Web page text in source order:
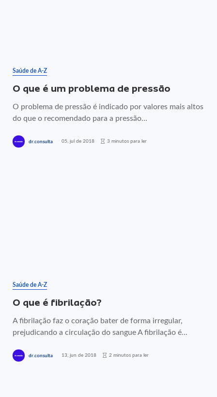
Saúde de A-Z
O que é um problema de pressão
O problema de pressão é indicado por valores mais altos
do que o recomendado para a pressão...
dr.consulta 05, jul de 2018 3 minutos para ler
Saúde de A-Z
O que é fibrilação?
A fibrilação faz o coração bater de forma irregular,
prejudicando a circulação do sangue A fibrilação é...
dr.consulta 13, jun de 2018 2 minutos para ler